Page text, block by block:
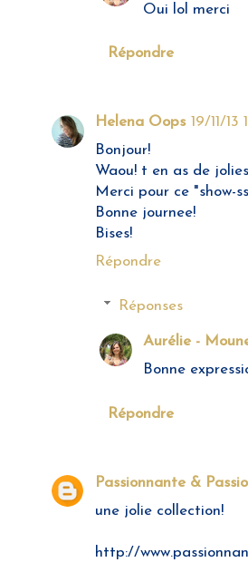
Oui lol merci
Répondre
Helena Oops 19/11/13
Bonjour!
Waou! t en as de
Merci pour ce "show-
Bonne journee!
Bises!
Répondre
Réponses
Aurélie -
Bonne
Répondre
Passionnante &
une jolie collection!
http://